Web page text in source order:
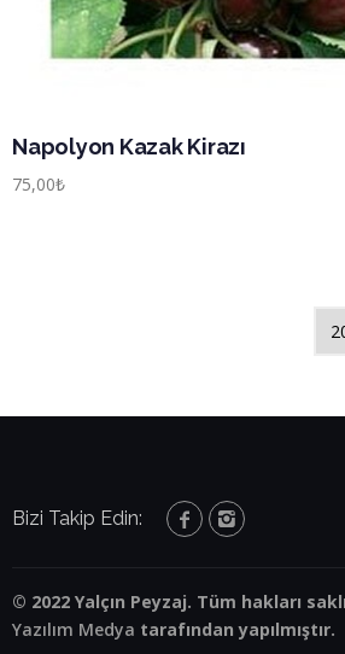
Napolyon Kazak Kirazı
75,00₺
Bizi Takip Edin:
© 2022 Yalçın Peyzaj. Tüm hakları
Yazılım Medya tarafından yapılmıştır.